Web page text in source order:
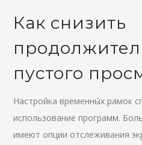
Как снизить
пустого
Настройка временны́х рамок
использование программ.
имеют опции отслеживания